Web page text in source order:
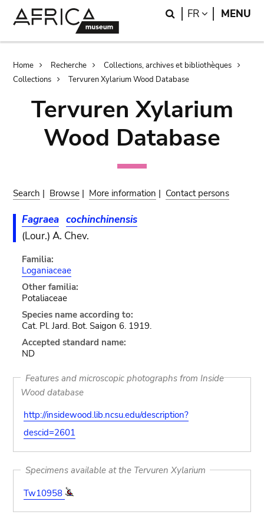
Search
FR LANGUAGE
MENU
Breadcrumb
Home Recherche
Collections, archives et bibliothèques
Collections
Tervuren Xylarium Wood Database
Tervuren Xylarium
Wood Database
Search | Browse | More information | Contact persons
Fagraea cochinchinensis
(Lour.) A. Chev.
Familia:
Loganiaceae
Other familia:
Potaliaceae
Species name according to:
Cat. Pl. Jard. Bot. Saigon 6. 1919.
Accepted standard name:
ND
Features and microscopic photographs from Inside
Wood database
http://insidewood.lib.ncsu.edu/description?
descid=2601
Specimens available at the Tervuren Xylarium
Tw10958